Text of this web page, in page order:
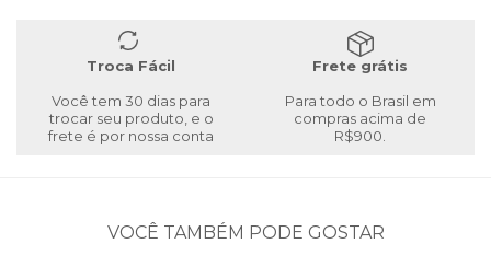
Troca Fácil
Você tem 30 dias para
trocar seu produto, e o
frete é por nossa conta
Frete grátis
Para todo o Brasil em
compras acima de
R$900.
VOCÊ TAMBÉM PODE GOSTAR